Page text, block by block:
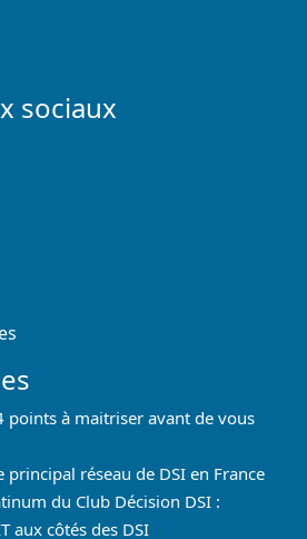
sociaux
points à maitriser avant de vous
réseau de DSI en France
du Club Décision DSI :
aux côtés des DSI